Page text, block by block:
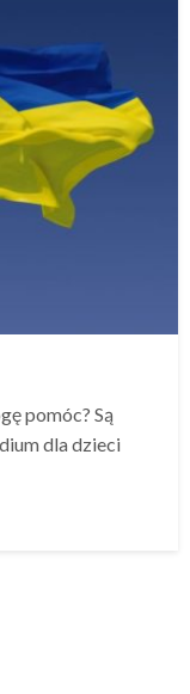
pomóc? Są
dla dzieci